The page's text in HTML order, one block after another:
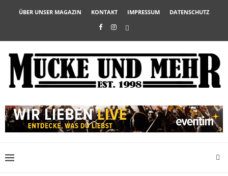
ÜBER UNSER MAGAZIN KONTAKT IMPRESSUM DATENSCHUTZ